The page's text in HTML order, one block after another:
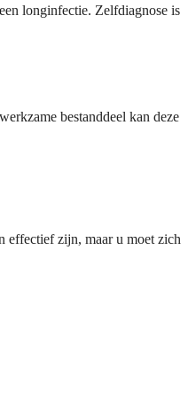
longinfectie. Zelfdiagnose is
bestanddeel kan deze
effectief zijn, maar u moet zich